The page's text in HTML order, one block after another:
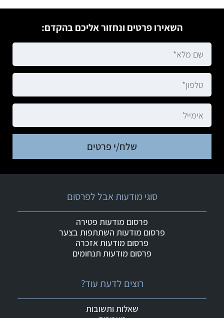
השאירו פרטים ונחזור אליכם בהקדם:
שלח/י פרטים
רוצים לדעת עוד?
שאלות ותשובות
סוגי מודעות אבל לפרסום
פרסום מודעות פטירה
פרסום מודעות השתתפות בצער
פרסום מודעות אזכרה
פרסום מודעות תנחומים